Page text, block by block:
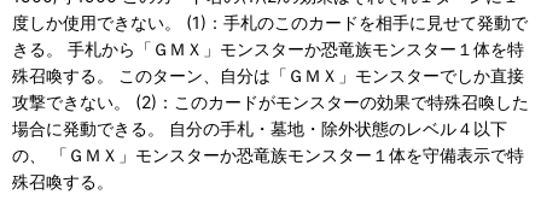
度しか使用できない。 (1)：手札のこのカードを相手に見せて発動で
きる。 手札から「ＧＭＸ」モンスターか恐竜族モンスター１体を特
殊召喚する。 このターン、自分は「ＧＭＸ」モンスターでしか直接
攻撃できない。 (2)：このカードがモンスターの効果で特殊召喚した
場合に発動できる。 自分の手札・墓地・除外状態のレベル４以下
の、 「ＧＭＸ」モンスターか恐竜族モンスター１体を守備表示で特
殊召喚する。